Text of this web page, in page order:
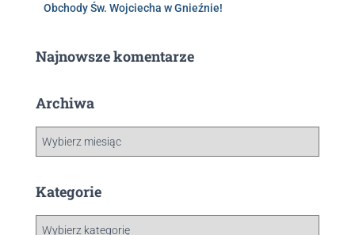
Obchody Św. Wojciecha w Gnieźnie!
Najnowsze komentarze
Archiwa
Kategorie